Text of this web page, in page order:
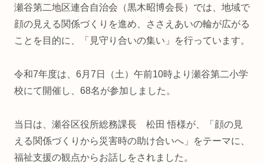
瀬谷第二地区連合自治会（黒木昭博会長）では、地域で
顔の見える関係づくりを進め、ささえあいの輪が広がる
ことを目的に、「見守り合いの集い」を行っています。
令和7年度は、6月7日（土）午前10時より瀬谷第二小学
校にて開催し、68名が参加しました。
当日は、瀬谷区役所総務課長 松田 悟様が、「顔の見
える関係づくりから災害時の助け合いへ」をテーマに、
福祉支援の観点からお話しをされました。